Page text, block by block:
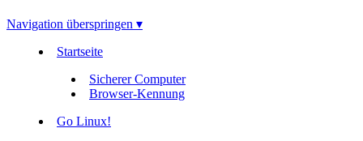
Navigation überspringen ▾
Startseite
Sicherer Computer
Browser-Kennung
Go Linux!